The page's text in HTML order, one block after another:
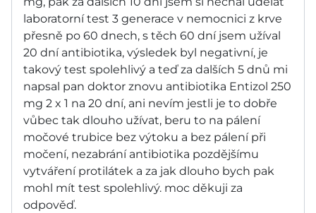
laboratorní test 3 generace v nemocnici z krve
přesně po 60 dnech, s těch 60 dní jsem užíval
20 dní antibiotika, výsledek byl negativní, je
takový test spolehlivý a teď za dalších 5 dnů mi
napsal pan doktor znovu antibiotika Entizol 250
mg 2 x 1 na 20 dní, ani nevím jestli je to dobře
vůbec tak dlouho užívat, beru to na pálení
močové trubice bez výtoku a bez pálení při
močení, nezabrání antibiotika pozdějšímu
vytváření protilátek a za jak dlouho bych pak
mohl mít test spolehlivý. moc děkuji za
odpověď.